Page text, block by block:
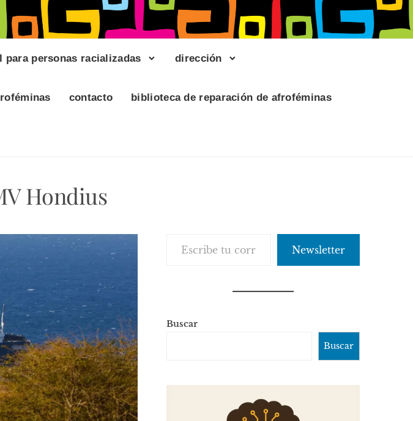
para personas racializadas dirección
contacto biblioteca de reparación de afroféminas
Hondius
Newsletter
Buscar
Buscar